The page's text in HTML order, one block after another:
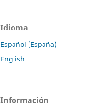
Idioma
Español (España)
English
Información